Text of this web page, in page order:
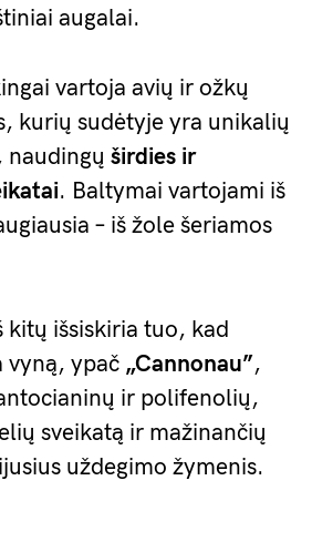
augalai.
vartoja avių ir ožkų
kurių sudėtyje yra unikalių
naudingų širdies ir
. Baltymai vartojami iš
– iš žole šeriamos
kitų išsiskiria tuo, kad
vyną, ypač „Cannonau”,
ir polifenolių,
sveikatą ir mažinančių
uždegimo žymenis.